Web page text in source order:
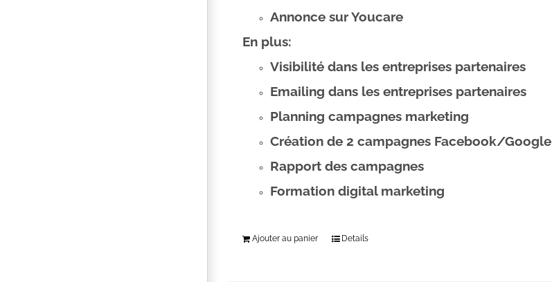
Annonce sur Youcare
En plus:
Visibilité dans les entreprises partenaires
Emailing dans les entreprises partenaires
Planning campagnes marketing
Création de 2 campagnes Facebook/Google
Rapport des campagnes
Formation digital marketing
Ajouter au panier Details